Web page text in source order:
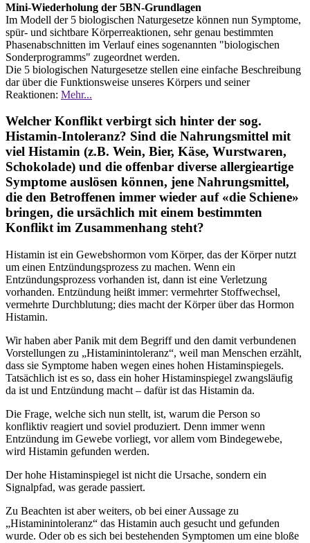
Mini-Wiederholung der 5BN-Grundlagen
Im Modell der 5 biologischen Naturgesetze können nun Symptome,
spür- und sichtbare Körperreaktionen, sehr genau bestimmten
Phasenabschnitten im Verlauf eines sogenannten "biologischen
Sonderprogramms" zugeordnet werden.
Die 5 biologischen Naturgesetze stellen eine einfache Beschreibung
dar über die Funktionsweise unseres Körpers und seiner
Reaktionen: Mehr...
Welcher Konflikt verbirgt sich hinter der sog.
Histamin-Intoleranz? Sind die Nahrungsmittel mit
viel Histamin (z.B. Wein, Bier, Käse, Wurstwaren,
Schokolade) und die offenbar diverse allergieartige
Symptome auslösen können, jene Nahrungsmittel,
die den Betroffenen immer wieder auf «die Schiene»
bringen, die ursächlich mit einem bestimmten
Konflikt im Zusammenhang steht?
Histamin ist ein Gewebshormon vom Körper, das der Körper nutzt
um einen Entzündungsprozess zu machen. Wenn ein
Entzündungsprozess vorhanden ist, dann ist eine Verletzung
vorhanden. Entzündung heißt immer: vermehrter Stoffwechsel,
vermehrte Durchblutung; dies macht der Körper über das Hormon
Histamin.
Wir haben aber Panik mit dem Begriff und den damit verbundenen
Vorstellungen zu „Histaminintoleranz“, weil man Menschen erzählt,
dass sie Symptome haben wegen eines hohen Histaminspiegels.
Tatsächlich ist es so, dass ein hoher Histaminspiegel zwangsläufig
da ist und Entzündung macht – dafür ist das Histamin da.
Die Frage, welche sich nun stellt, ist, warum die Person so
konfliktiv reagiert und soviel produziert. Denn immer wenn
Entzündung im Gewebe vorliegt, vor allem vom Bindegewebe,
wird Histamin gefunden werden.
Der hohe Histaminspiegel ist nicht die Ursache, sondern ein
Signalpfad, was gerade passiert.
Zu Beachten ist aber weiters, ob bei einer Aussage zu
„Histaminintoleranz“ das Histamin auch gesucht und gefunden
wurde. Oder ob es sich bei bestehenden Symptomen um eine bloße